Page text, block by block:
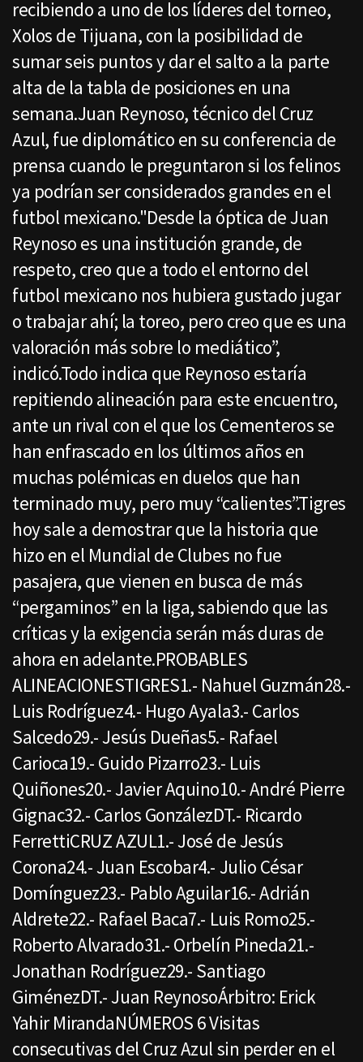
recibiendo a uno de los líderes del torneo,
Xolos de Tijuana, con la posibilidad de
sumar seis puntos y dar el salto a la parte
alta de la tabla de posiciones en una
semana.Juan Reynoso, técnico del Cruz
Azul, fue diplomático en su conferencia de
prensa cuando le preguntaron si los felinos
ya podrían ser considerados grandes en el
futbol mexicano."Desde la óptica de Juan
Reynoso es una institución grande, de
respeto, creo que a todo el entorno del
futbol mexicano nos hubiera gustado jugar
o trabajar ahí; la toreo, pero creo que es una
valoración más sobre lo mediático”,
indicó.Todo indica que Reynoso estaría
repitiendo alineación para este encuentro,
ante un rival con el que los Cementeros se
han enfrascado en los últimos años en
muchas polémicas en duelos que han
terminado muy, pero muy “calientes”.Tigres
hoy sale a demostrar que la historia que
hizo en el Mundial de Clubes no fue
pasajera, que vienen en busca de más
“pergaminos” en la liga, sabiendo que las
críticas y la exigencia serán más duras de
ahora en adelante.PROBABLES
ALINEACIONESTIGRES1.- Nahuel Guzmán28.-
Luis Rodríguez4.- Hugo Ayala3.- Carlos
Salcedo29.- Jesús Dueñas5.- Rafael
Carioca19.- Guido Pizarro23.- Luis
Quiñones20.- Javier Aquino10.- André Pierre
Gignac32.- Carlos GonzálezDT.- Ricardo
FerrettiCRUZ AZUL1.- José de Jesús
Corona24.- Juan Escobar4.- Julio César
Domínguez23.- Pablo Aguilar16.- Adrián
Aldrete22.- Rafael Baca7.- Luis Romo25.-
Roberto Alvarado31.- Orbelín Pineda21.-
Jonathan Rodríguez29.- Santiago
GiménezDT.- Juan ReynosoÁrbitro: Erick
Yahir MirandaNÚMEROS 6 Visitas
consecutivas del Cruz Azul sin perder en el